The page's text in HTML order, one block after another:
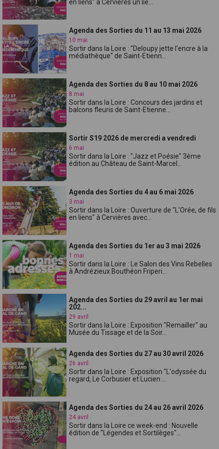
en liens" à Cervières un lie...
Agenda des Sorties du 11 au 13 mai 2026
10 mai
Sortir dans la Loire : "Deloupy jette l'encre à la
médiathèque" de Saint-Etienn...
Agenda des Sorties du 8 au 10 mai 2026
8 mai
Sortir dans la Loire : Concours des jardins et
balcons fleuris de Saint-Etienne...
Sortir S19 2026 de mercredi a vendredi
6 mai
Sortir dans la Loire : "Jazz et Poésie" 3ème
édition au Château de Saint-Marcel...
Agenda des Sorties du 4 au 6 mai 2026
3 mai
Sortir dans la Loire : Ouverture de "L'Orée, de fils
en liens" à Cervières avec...
Agenda des Sorties du 1er au 3 mai 2026
1 mai
Sortir dans la Loire : Le Salon des Vins Rebelles
à Andrézieux Bouthéon Friperi...
Agenda des Sorties du 29 avril au 1er mai
202...
29 avril
Sortir dans la Loire : Exposition "Remailler" au
Musée du Tissage et de la Soir...
Agenda des Sorties du 27 au 30 avril 2026
26 avril
Sortir dans la Loire : Exposition "L'odyssée du
regard, Le Corbusier et Lucien ...
Agenda des Sorties du 24 au 26 avril 2026
24 avril
Sortir dans la Loire ce week-end : Nouvelle
édition de "Légendes et Sortilèges"...